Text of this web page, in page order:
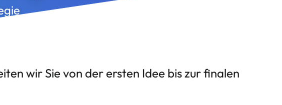
wir Sie von der ersten Idee bis zur finalen